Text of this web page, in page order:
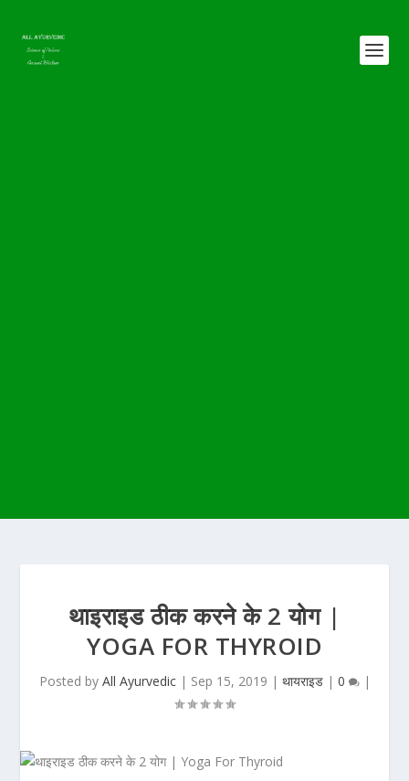
थाइराइड ठीक करने के 2 योग |
YOGA FOR THYROID
Posted by All Ayurvedic| Sep 15, 2019 | थायराइड| 0 |